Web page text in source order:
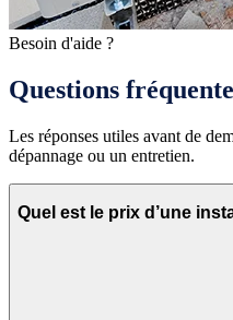
Besoin d'aide ?
Questions
Les réponses utiles avant de
dépannage ou un entretien.
Quel est le prix d’une